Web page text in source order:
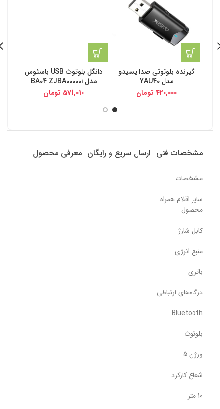
گیرنده بلوتوثی صدا یسیدو
مدل YAU40
420,000 تومان
دانگل بلوتوث USB باسئوس
مدل BA04 ZJBA000001
571,010 تومان
مشخصات فنی ارسال سریع و رایگان معرفی محصول
مشخصات
سایر اقلام همراه
محصول
کابل شارژ
منبع انرژی
باتری
درگاه‌های ارتباطی
Bluetooth
بلوتوث
ورژن 5
شعاع کارکرد
10 متر